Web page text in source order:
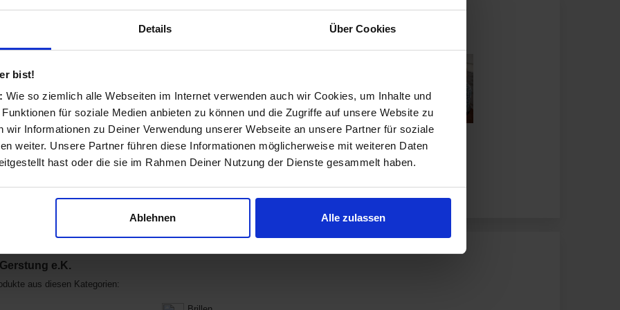
Details Über Cookies
bist!
Wie so ziemlich alle Webseiten im Internet verwenden auch wir Cookies, um Inhalte und
für soziale Medien anbieten zu können und die Zugriffe auf unsere Website zu
wir Informationen zu Deiner Verwendung unserer Webseite an unsere Partner für soziale
weiter. Unsere Partner führen diese Informationen möglicherweise mit weiteren Daten
hast oder die sie im Rahmen Deiner Nutzung der Dienste gesammelt haben.
Ablehnen Alle zulassen
Klosterstr. 32 in Berlin
ein modernes Geschäft in dritter
technischen Fortschritt und Qualität
Sehen jeden Tag und sorgen damit für
zu Ihrer neuen Brille haben, beraten wir Sie
für Ihre neue Brille brauchen, damit Sie
vorbei, wir beraten Sie gerne! Ihr Team
Sozialen Netzwerken
e.K.
aus diesen Kategorien: